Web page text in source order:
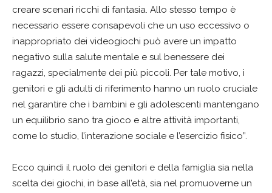
creare scenari ricchi di fantasia. Allo stesso tempo è
necessario essere consapevoli che un uso eccessivo o
inappropriato dei videogiochi può avere un impatto
negativo sulla salute mentale e sul benessere dei
ragazzi, specialmente dei più piccoli. Per tale motivo, i
genitori e gli adulti di riferimento hanno un ruolo cruciale
nel garantire che i bambini e gli adolescenti mantengano
un equilibrio sano tra gioco e altre attività importanti,
come lo studio, l’interazione sociale e l’esercizio fisico”.
Ecco quindi il ruolo dei genitori e della famiglia sia nella
scelta dei giochi, in base all’età, sia nel promuoverne un